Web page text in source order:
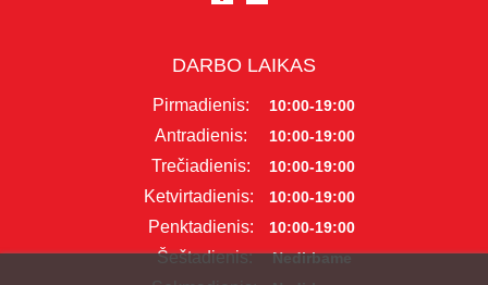
DARBO LAIKAS
Pirmadienis: 10:00-19:00
Antradienis: 10:00-19:00
Trečiadienis: 10:00-19:00
Ketvirtadienis: 10:00-19:00
Penktadienis: 10:00-19:00
Šeštadienis: Nedirbame